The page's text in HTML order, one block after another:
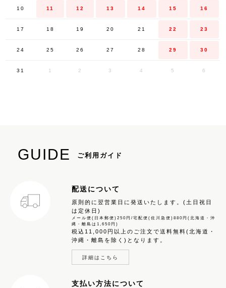
10 11 12 13 14 15 16
17 18 19 20 21 22 23
24 25 26 27 28 29 30
31 1 2 3 4 5 6
GUIDE ご利用ガイド
配送について
原則的に翌営業日に発送いたします。(土日祝日
は定休日)
メール便(日本郵便)250円/宅配便(佐川急便)880円(北海道・沖
縄・離島は1,650円)
税込11,000円以上のご注文で送料無料(北海道・
沖縄・離島を除く)となります。
詳細はこちら
支払い方法について